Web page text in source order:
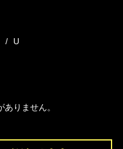
U
りません。